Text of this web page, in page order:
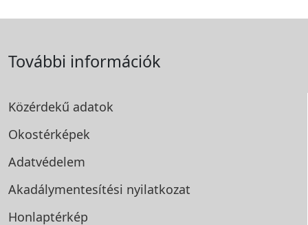
További információk
Közérdekű adatok
Okostérképek
Adatvédelem
Akadálymentesítési nyilatkozat
Honlaptérkép